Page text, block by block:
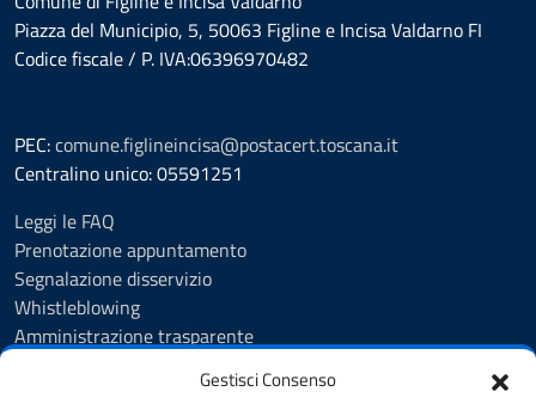
Gestisci Consenso
Piazza del Municipio, 5, 50063 Figline e Incisa Valdarno FI
Codice fiscale / P. IVA:06396970482
PEC:comune.figlineincisa@postacert.toscana.it
Centralino unico: 05591251
Leggi le FAQ
Prenotazione appuntamento
Segnalazione disservizio
Whistleblowing
Amministrazione trasparente